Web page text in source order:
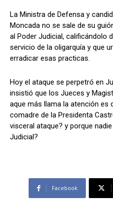
Facebook
Facebook
La Ministra de Defensa y
Moncada no se sale de su
al Poder Judicial, calificándolo
servicio de la oligarquía y que
erradicar esas practicas.
Hoy el ataque se perpetró en
insistió que los Jueces y
aque más llama la atención es
comadre de la Presidenta
visceral ataque? y porque
Judicial?
Facebook